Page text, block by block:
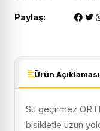
Paylaş:
Ürün Açıklaması
Su geçirmez
bisikletle uzun